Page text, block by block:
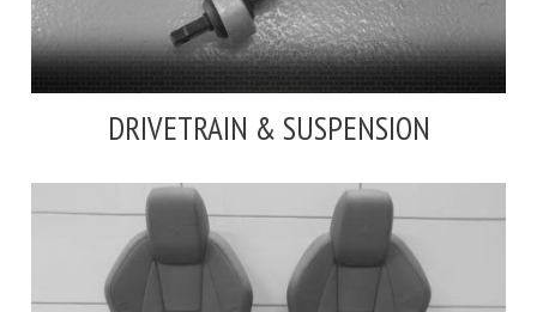
DRIVETRAIN & SUSPENSION